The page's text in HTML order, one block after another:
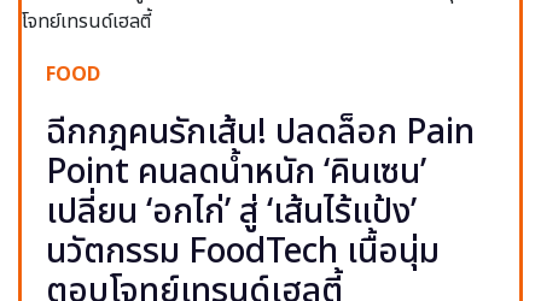
FOOD
ฉีกกฎคนรักเส้น! ปลดล็อก Pain
Point คนลดน้ำหนัก ‘คินเซน’
เปลี่ยน ‘อกไก่’ สู่ ‘เส้นไร้แป้ง’
นวัตกรรม FoodTech เนื้อนุ่ม